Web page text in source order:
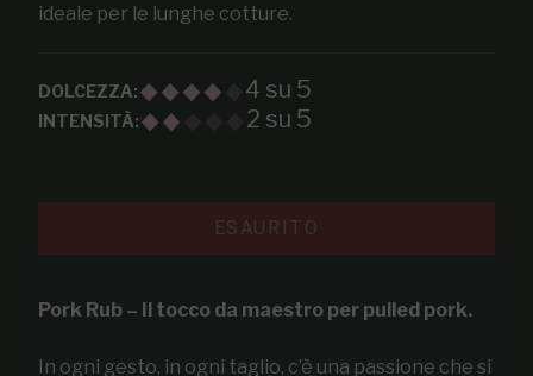
ideale per le lunghe cotture.
DOLCEZZA: 4 su 5
INTENSITÀ: 2 su 5
ESAURITO
Pork Rub – Il tocco da maestro per pulled pork.
In ogni gesto, in ogni taglio, c’è una passione che si